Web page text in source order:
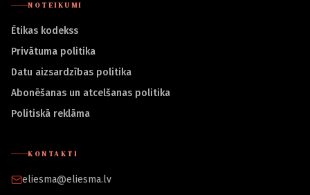
NOTEIKUMI
Ētikas kodekss
Privātuma politika
Datu aizsardzības politika
Abonēšanas un atcelšanas politika
Politiskā reklāma
KONTAKTI
eliesma@eliesma.lv